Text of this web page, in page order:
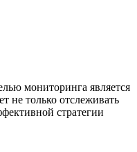
мониторинга является
не только отслеживать
стратегии